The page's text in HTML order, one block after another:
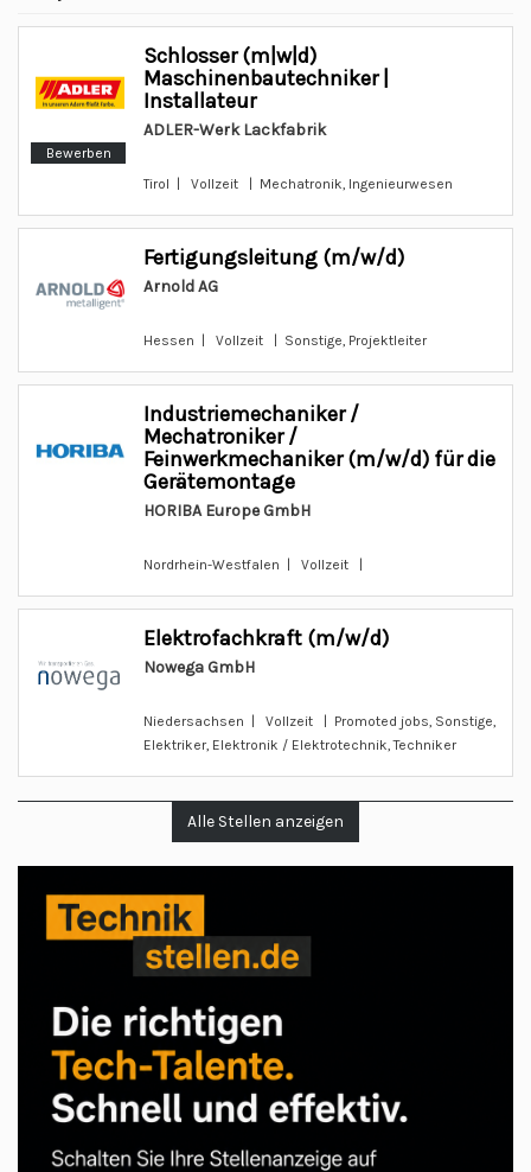
Bewerben
Schlosser (m|w|d)
Maschinenbautechniker |
Installateur
ADLER-Werk Lackfabrik
Tirol | Vollzeit | Mechatronik, Ingenieurwesen
Fertigungsleitung (m/w/d)
Arnold AG
Hessen | Vollzeit | Sonstige, Projektleiter
Industriemechaniker /
Mechatroniker /
Feinwerkmechaniker (m/w/d) für die
Gerätemontage
HORIBA Europe GmbH
Nordrhein-Westfalen | Vollzeit |
Elektrofachkraft (m/w/d)
Nowega GmbH
Niedersachsen | Vollzeit | Promoted jobs, Sonstige,
Elektriker, Elektronik / Elektrotechnik, Techniker
Alle Stellen anzeigen